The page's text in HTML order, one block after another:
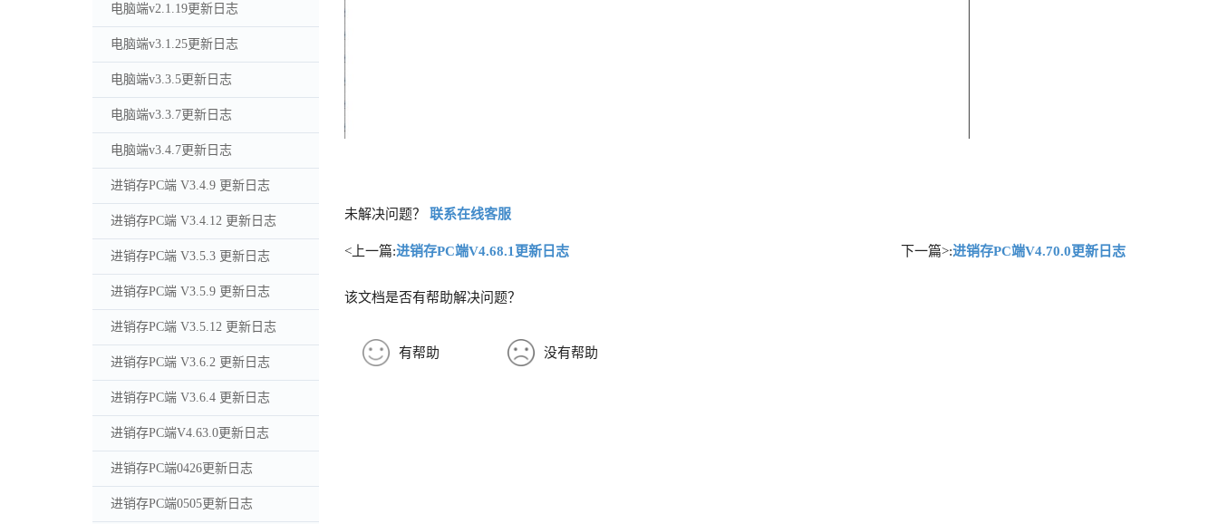
电脑端v2.1.19更新日志
电脑端v3.1.25更新日志
电脑端v3.3.5更新日志
电脑端v3.3.7更新日志
电脑端v3.4.7更新日志
进销存PC端 V3.4.9 更新日志
进销存PC端 V3.4.12 更新日志
进销存PC端 V3.5.3 更新日志
进销存PC端 V3.5.9 更新日志
进销存PC端 V3.5.12 更新日志
进销存PC端 V3.6.2 更新日志
进销存PC端 V3.6.4 更新日志
进销存PC端V4.63.0更新日志
进销存PC端0426更新日志
进销存PC端0505更新日志
未解决问题？ 联系在线客服
<上一篇:进销存PC端V4.68.1更新日志 下一篇>:进销存PC端V4.70.0更新日志
该文档是否有帮助解决问题？
有帮助 没有帮助